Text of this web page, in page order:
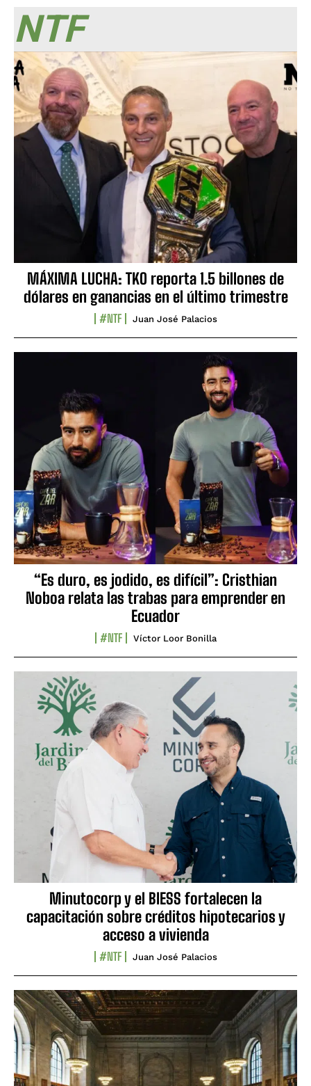
NTF
MÁXIMA LUCHA: TKO reporta 1.5 billones de
dólares en ganancias en el último trimestre
#NTF Juan José Palacios
“Es duro, es jodido, es difícil”: Cristhian
Noboa relata las trabas para emprender en
Ecuador
#NTF Víctor Loor Bonilla
Minutocorp y el BIESS fortalecen la
capacitación sobre créditos hipotecarios y
acceso a vivienda
#NTF Juan José Palacios